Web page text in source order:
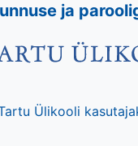
ja
Ülikooli